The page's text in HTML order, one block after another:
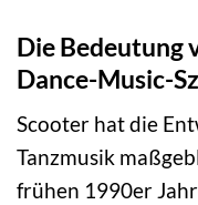
Die Bedeutung
Dance-Music-
Scooter hat die
Tanzmusik
frühen 1990er